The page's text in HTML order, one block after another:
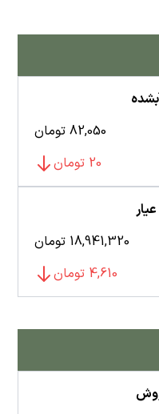
82,050 تومان
20 تومان
18,941,320 تومان
4,610 تومان